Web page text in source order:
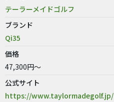
テーラーメイドゴルフ
ブランド
Qi35
価格
47,300円～
公式サイト
https://www.taylormadegolf.jp/